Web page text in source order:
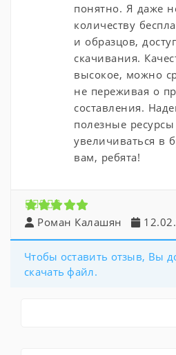
понятно. Я даже
количеству
и образцов,
скачивания.
высокое, можно
не переживая о
составления.
полезные
увеличиваться в
вам, ребята!
Роман Калашян
Чтобы оставить отзыв, Вы
скачать файл.